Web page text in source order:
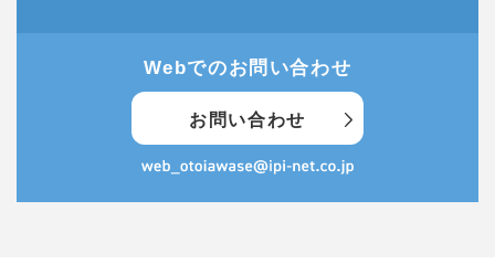
Webでのお問い合わせ
お問い合わせ